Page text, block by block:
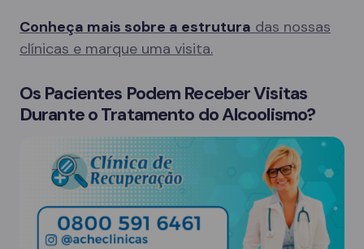
Conheça mais sobre a estrutura das nossas
clínicas e marque uma visita.
Os Pacientes Podem Receber Visitas
Durante o Tratamento do Alcoolismo?